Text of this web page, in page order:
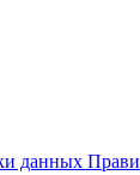
данных